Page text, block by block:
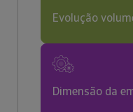
Evolução
Dimensão da